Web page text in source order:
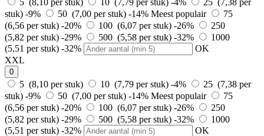
stuk) -9% 50 (7,00 per stuk) -14% Meest populair
75
(6,56 per stuk) -20% 100 (6,07 per stuk) -26%
250
(5,82 per stuk) -29% 500 (5,58 per stuk) -32%
1000
(5,51 per stuk) -32%
OK
XXL
0
5 (8,10 per stuk) 10 (7,79 per stuk) -4%
25 (7,38 per
stuk) -9% 50 (7,00 per stuk) -14% Meest populair
75
(6,56 per stuk) -20% 100 (6,07 per stuk) -26%
250
(5,82 per stuk) -29% 500 (5,58 per stuk) -32%
1000
(5,51 per stuk) -32%
OK